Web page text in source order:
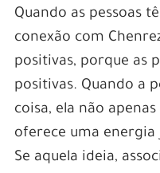
Quando as pessoas
conexão com
positivas, porque as
positivas. Quando a
coisa, ela não
oferece uma energia
Se aquela ideia,